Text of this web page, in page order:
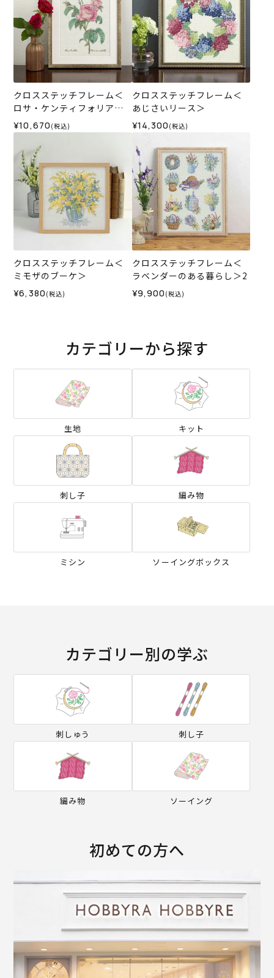
クロスステッチフレーム＜
ロサ・ケンティフォリア
（ピエール＝ジョゼフ・ル
ドゥーテ）＞
¥10,670 (税込)
クロスステッチフレーム＜
あじさいリース＞
¥14,300 (税込)
クロスステッチフレーム＜
ミモザのブーケ＞
¥6,380 (税込)
クロスステッチフレーム＜
ラベンダーのある暮らし＞2
¥9,900 (税込)
カテゴリーから探す
生地 キット
刺し子 編み物
ミシン ソーイングボックス
カテゴリー別の学ぶ
刺しゅう 刺し子
編み物 ソーイング
初めての方へ